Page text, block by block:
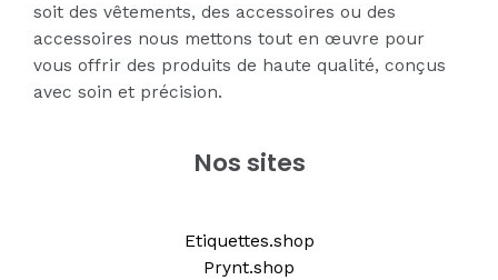
soit des vêtements, des accessoires ou des
accessoires nous mettons tout en œuvre pour
vous offrir des produits de haute qualité, conçus
avec soin et précision.
Nos sites
Etiquettes.shop
Prynt.shop